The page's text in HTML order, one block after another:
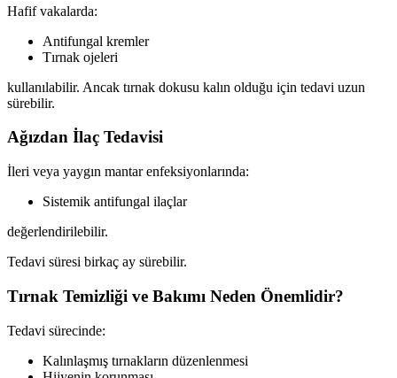
Hafif vakalarda:
Antifungal kremler
Tırnak ojeleri
kullanılabilir. Ancak tırnak dokusu kalın olduğu için tedavi uzun
sürebilir.
Ağızdan İlaç Tedavisi
İleri veya yaygın mantar enfeksiyonlarında:
Sistemik antifungal ilaçlar
değerlendirilebilir.
Tedavi süresi birkaç ay sürebilir.
Tırnak Temizliği ve Bakımı Neden Önemlidir?
Tedavi sürecinde:
Kalınlaşmış tırnakların düzenlenmesi